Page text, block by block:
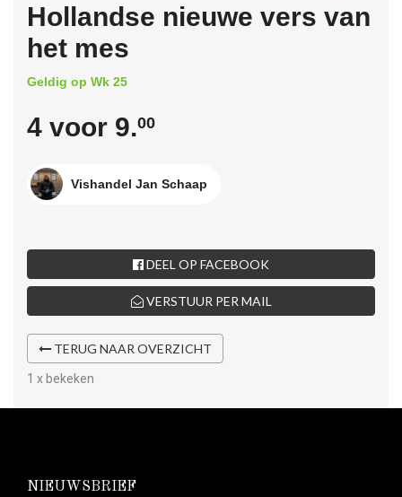
Hollandse nieuwe vers van
het mes
Geldig op Wk 25
4 voor 9.00
Vishandel Jan Schaap
DEEL OP FACEBOOK
VERSTUUR PER MAIL
TERUG NAAR OVERZICHT
1 x bekeken
NIEUWSBRIEF